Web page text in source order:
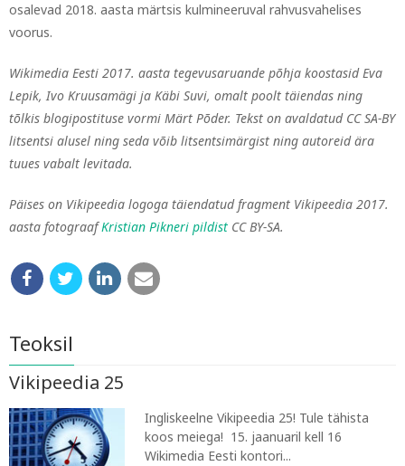
osalevad 2018. aasta märtsis kulmineeruval rahvusvahelises
voorus.
Wikimedia Eesti 2017. aasta tegevusaruande põhja koostasid Eva
Lepik, Ivo Kruusamägi ja Käbi Suvi, omalt poolt täiendas ning
tõlkis blogipostituse vormi Märt Põder. Tekst on avaldatud CC SA-BY
litsentsi alusel ning seda võib litsentsimärgist ning autoreid ära
tuues vabalt levitada.
Päises on Vikipeedia logoga täiendatud fragment Vikipeedia 2017.
aasta fotograafKristian Pikneri pildist CC BY-SA.
Teoksil
Vikipeedia 25
Ingliskeelne Vikipeedia 25! Tule tähista
koos meiega! 15. jaanuaril kell 16
Wikimedia Eesti kontori...